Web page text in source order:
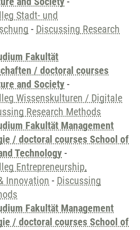
Stadt- und
- Discussing Research
Fakultät
/ doctoral courses
and Society -
Wissenskulturen / Digitale
Research Methods
Fakultät Management
/ doctoral courses School of
Technology -
Entrepreneurship,
Innovation - Discussing
Fakultät Management
/ doctoral courses School of